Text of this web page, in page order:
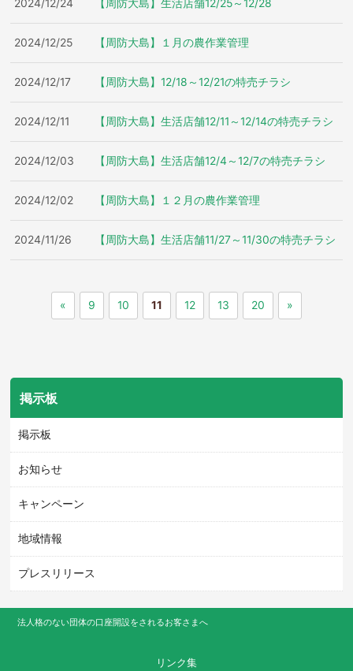
2024/12/24 【周防大島】生活店舗12/25～12/28
2024/12/25 【周防大島】１月の農作業管理
2024/12/17 【周防大島】12/18～12/21の特売チラシ
2024/12/11 【周防大島】生活店舗12/11～12/14の特売チラシ
2024/12/03 【周防大島】生活店舗12/4～12/7の特売チラシ
2024/12/02 【周防大島】１２月の農作業管理
2024/11/26 【周防大島】生活店舗11/27～11/30の特売チラシ
« 9 10 11 12 13 20 »
掲示板
掲示板
お知らせ
キャンペーン
地域情報
プレスリリース
法人格のない団体の口座開設をされるお客さまへ
リンク集